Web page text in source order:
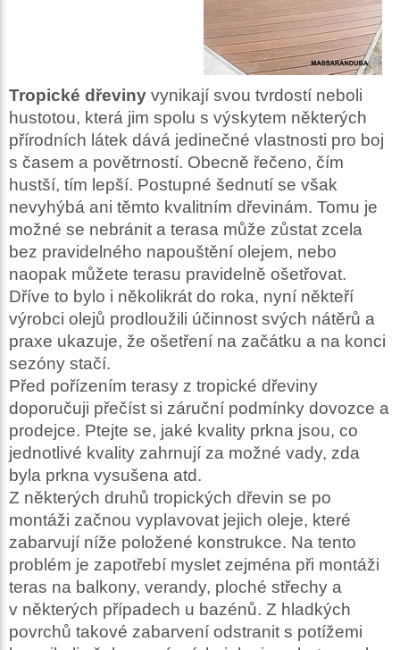
Tropické dřeviny vynikají svou tvrdostí neboli
hustotou, která jim spolu s výskytem některých
přírodních látek dává jedinečné vlastnosti pro boj
s časem a povětrností. Obecně řečeno, čím
hustší, tím lepší. Postupné šednutí se však
nevyhýbá ani těmto kvalitním dřevinám. Tomu je
možné se nebránit a terasa může zůstat zcela
bez pravidelného napouštění olejem, nebo
naopak můžete terasu pravidelně ošetřovat.
Dříve to bylo i několikrát do roka, nyní někteří
výrobci olejů prodloužili účinnost svých nátěrů a
praxe ukazuje, že ošetření na začátku a na konci
sezóny stačí.
Před pořízením terasy z tropické dřeviny
doporučuji přečíst si záruční podmínky dovozce a
prodejce. Ptejte se, jaké kvality prkna jsou, co
jednotlivé kvality zahrnují za možné vady, zda
byla prkna vysušena atd.
Z některých druhů tropických dřevin se po
montáži začnou vyplavovat jejich oleje, které
zabarvují níže položené konstrukce. Na tento
problém je zapotřebí myslet zejména při montáži
teras na balkony, verandy, ploché střechy a
v některých případech u bazénů. Z hladkých
povrchů takové zabarvení odstranit s potížemi